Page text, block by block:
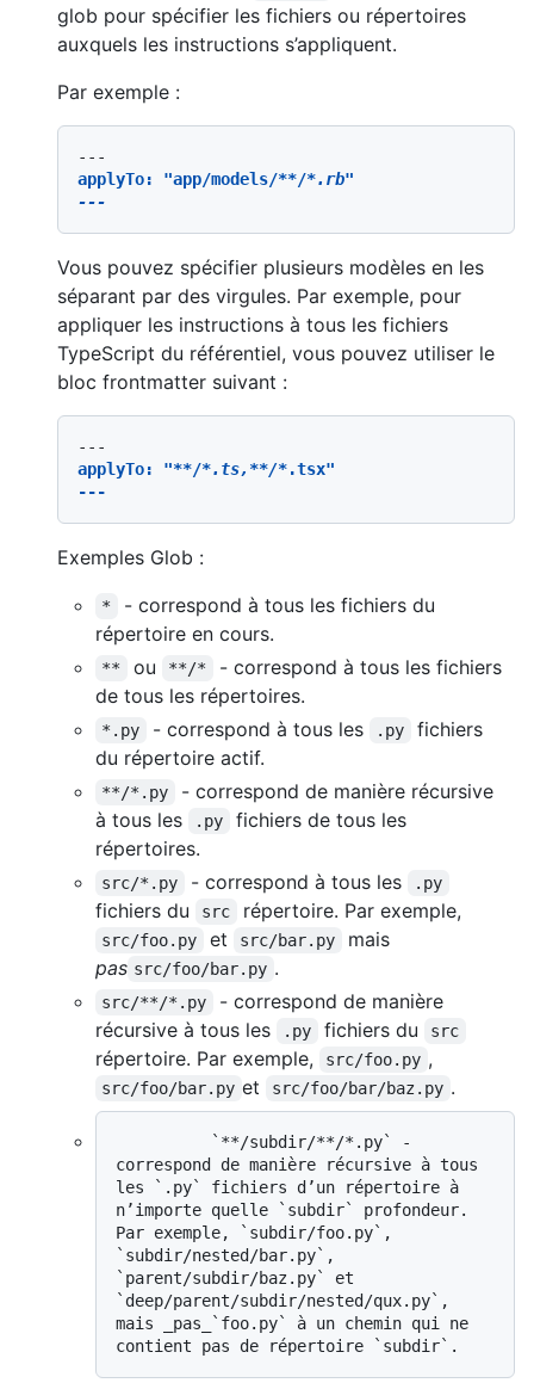
glob pour spécifier les fichiers ou répertoires
auxquels les instructions s’appliquent.
Par exemple :
applyTo: "app/models/**/*.rb"
Vous pouvez spécifier plusieurs modèles en les
séparant par des virgules. Par exemple, pour
appliquer les instructions à tous les fichiers
TypeScript du référentiel, vous pouvez utiliser le
bloc frontmatter suivant :
applyTo: "**/*.ts,**/*.tsx"
Exemples Glob :
*
- correspond à tous les fichiers du
répertoire en cours.
** ou **/*
- correspond à tous les fichiers
de tous les répertoires.
*.py - correspond à tous les .py
fichiers
du répertoire actif.
**/*.py
- correspond de manière récursive
à tous les
.py
fichiers de tous les
répertoires.
src/*.py - correspond à tous les .py
fichiers du src répertoire. Par exemple,
src/foo.py et src/bar.py
mais
pas src/foo/bar.py .
src/**/*.py
- correspond de manière
récursive à tous les
.py fichiers du src
répertoire. Par exemple, src/foo.py ,
src/foo/bar.py et src/foo/bar/baz.py .
correspond de manière récursive à tous
les `.py` fichiers d’un répertoire à
n’importe quelle `subdir` profondeur.
Par exemple, `subdir/foo.py`,
`subdir/nested/bar.py`,
`parent/subdir/baz.py` et
`deep/parent/subdir/nested/qux.py`,
mais _pas_`foo.py` à un chemin qui ne